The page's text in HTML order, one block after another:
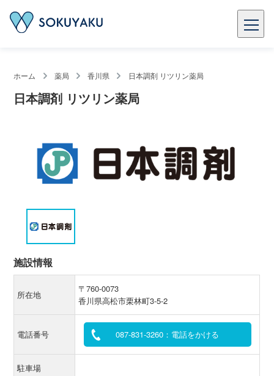
ホーム 薬局 香川県 日本調剤 リツリン薬局
日本調剤 リツリン薬局
施設情報
所在地
〒760-0073
香川県高松市栗林町3-5-2
電話番号 087-831-3260：電話をかける
駐車場